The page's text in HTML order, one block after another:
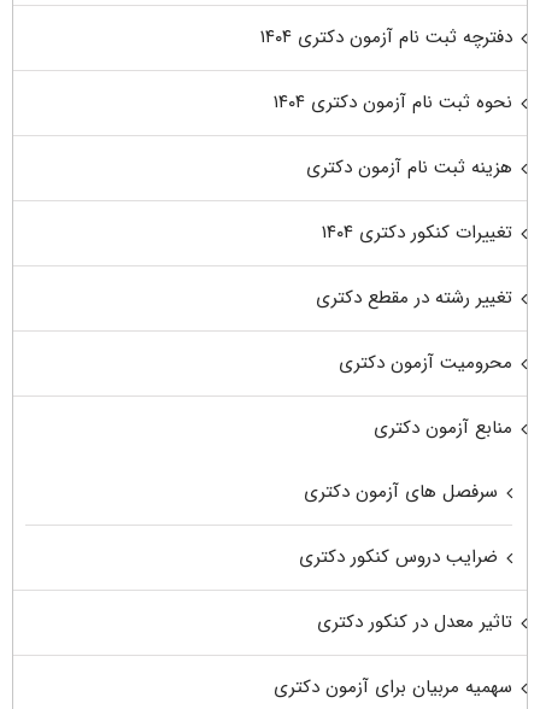
دفترچه ثبت نام آزمون دکتری ۱۴۰۴
نحوه ثبت نام آزمون دکتری ۱۴۰۴
هزینه ثبت نام آزمون دکتری
تغییرات کنکور دکتری ۱۴۰۴
تغییر رشته در مقطع دکتری
محرومیت آزمون دکتری
منابع آزمون دکتری
سرفصل های آزمون دکتری
ضرایب دروس کنکور دکتری
تاثیر معدل در کنکور دکتری
سهمیه مربیان برای آزمون دکتری